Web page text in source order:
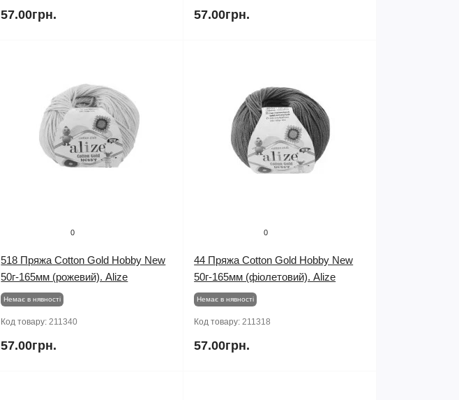
57.00грн. 57.00грн.
0
518 Пряжа Cotton Gold Hobby New
50г-165мм (рожевий). Alize
Немає в нявності
Код товару:211340
57.00грн.
0
44 Пряжа Cotton Gold Hobby New
50г-165мм (фіолетовий). Alize
Немає в нявності
Код товару:211318
57.00грн.